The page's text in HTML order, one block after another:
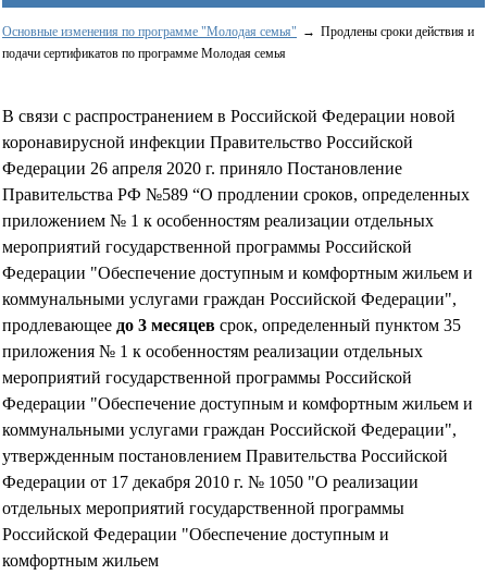
Основные изменения по программе "Молодая семья"
Продлены сроки действия и
подачи сертификатов по программе Молодая семья
В связи с распространением в Российской Федерации новой
коронавирусной инфекции Правительство Российской
Федерации 26 апреля 2020 г. приняло Постановление
Правительства РФ №589 “О продлении сроков, определенных
приложением № 1 к особенностям реализации отдельных
мероприятий государственной программы Российской
Федерации "Обеспечение доступным и комфортным жильем и
коммунальными услугами граждан Российской Федерации",
продлевающее до 3 месяцев срок, определенный пунктом 35
приложения № 1 к особенностям реализации отдельных
мероприятий государственной программы Российской
Федерации "Обеспечение доступным и комфортным жильем и
коммунальными услугами граждан Российской Федерации",
утвержденным постановлением Правительства Российской
Федерации от 17 декабря 2010 г. № 1050 "О реализации
отдельных мероприятий государственной программы
Российской Федерации "Обеспечение доступным и
комфортным жильем